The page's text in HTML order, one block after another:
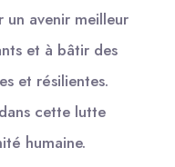
avenir meilleur
et à bâtir des
et résilientes.
cette lutte
humaine.